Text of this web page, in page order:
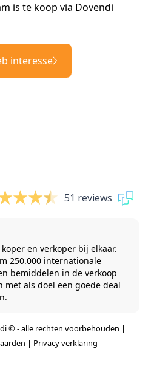
is te koop via Dovendi
interesse
51 reviews
en verkoper bij elkaar.
250.000 internationale
bemiddelen in de verkoop
met als doel een goede deal
© - alle rechten voorbehouden |
| Privacy verklaring